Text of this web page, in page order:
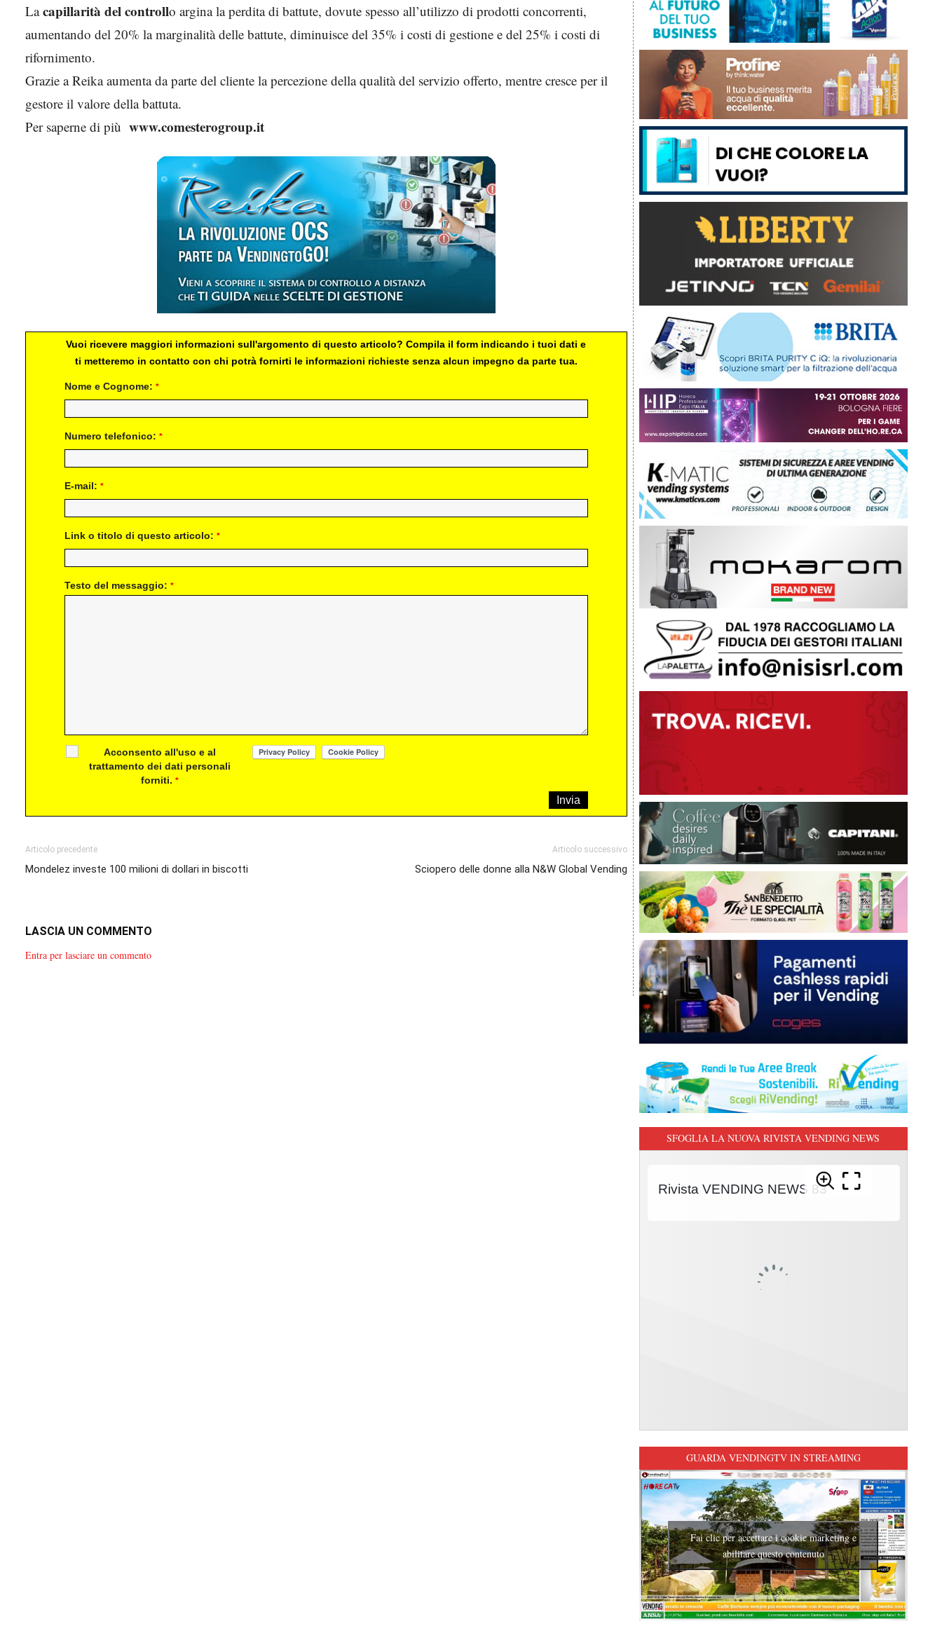
Lacapillarità del controllo argina la perdita di battute, dovute spesso all’utilizzo di prodotti concorrenti,
aumentando del 20% la marginalità delle battute, diminuisce del 35% i costi di gestione e del 25% i costi di
rifornimento.
Grazie a Reika aumenta da parte del cliente la percezione della qualità del servizio offerto, mentre cresce per il
gestore il valore della battuta.
Per saperne di più www.comesterogroup.it
Vuoi ricevere maggiori informazioni sull'argomento di questo articolo? Compila il form indicando i tuoi dati e
ti metteremo in contatto con chi potrà fornirti le informazioni richieste senza alcun impegno da parte tua.
Nome e Cognome: *
Numero telefonico: *
E-mail: *
Link o titolo di questo articolo: *
Testo del messaggio: *
Acconsento all'uso e al
trattamento dei dati personali
forniti.*
Articolo precedente
Mondelez investe 100 milioni di dollari in biscotti
Articolo successivo
Sciopero delle donne alla N&W Global Vending
LASCIA UN COMMENTO
Entra per lasciare un commento
SFOGLIA LA NUOVA RIVISTA VENDING NEWS
GUARDA VENDINGTV IN STREAMING
Fai clic per accettare i cookie marketing e
abilitare questo contenuto